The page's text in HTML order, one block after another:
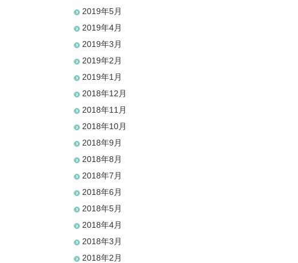
2019年5月
2019年4月
2019年3月
2019年2月
2019年1月
2018年12月
2018年11月
2018年10月
2018年9月
2018年8月
2018年7月
2018年6月
2018年5月
2018年4月
2018年3月
2018年2月